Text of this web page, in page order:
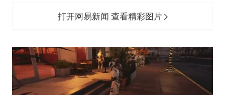
打开网易新闻 查看精彩图片